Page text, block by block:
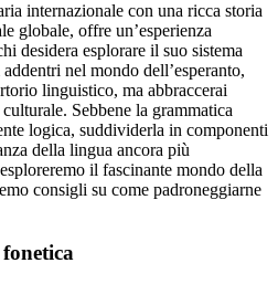
internazionale con una ricca storia
globale, offre un’esperienza
desidera esplorare il suo sistema
nel mondo dell’esperanto,
linguistico, ma abbraccerai
Sebbene la grammatica
logica, suddividerla in componenti
della lingua ancora più
il fascinante mondo della
consigli su come padroneggiarne